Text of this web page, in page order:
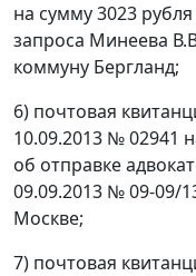
на сумму 3023
запроса Минеева
коммуну Бергланд;
6) почтовая
10.09.2013 № 02941
об отправке
09.09.2013 № 09-09/
Москве;
7) почтовая